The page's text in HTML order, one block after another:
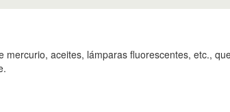
aceites, lámparas fluorescentes, etc.,